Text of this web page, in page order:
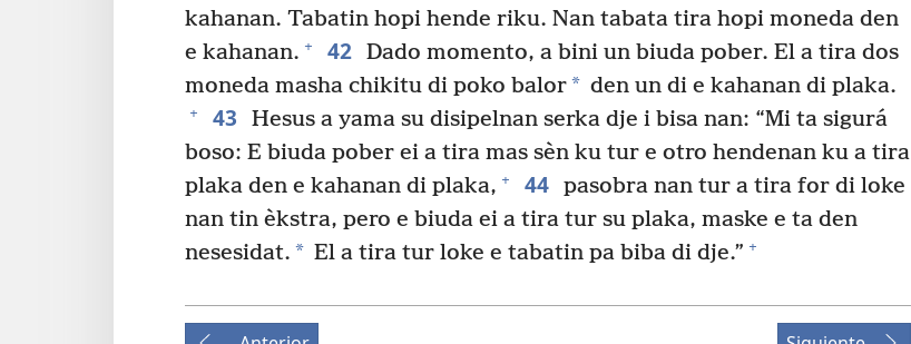
kahanan. Tabatin hopi hende riku. Nan tabata tira hopi moneda den
e kahanan. + 42 Dado momento, a bini un biuda pober. El a tira dos
moneda masha chikitu di poko balor* den un di e kahanan di plaka.
+ 43
Hesus a yama su disipelnan serka dje i bisa nan: “Mi ta sigurá
boso: E biuda pober ei a tira mas sèn ku tur e otro hendenan ku a tira
plaka den e kahanan di plaka, + 44 pasobra nan tur a tira for di loke
nan tin èkstra, pero e biuda ei a tira tur su plaka, maske e ta den
nesesidat. * El a tira tur loke e tabatin pa biba di dje.” +